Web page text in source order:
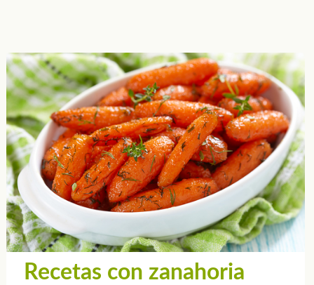
Recetas con zanahoria